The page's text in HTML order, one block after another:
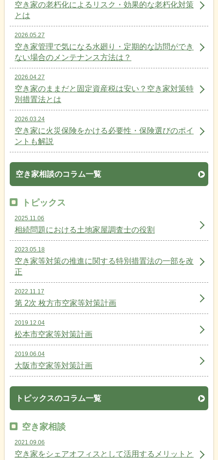
空き家の老朽化によるリスク・効果的な老朽化対策
とは
2026.05.27
空き家管理で気になる水廻り・定期的な訪問ができ
ない場合のメンテナンス方法は？
2026.04.27
空き家のままだと固定資産税は安い？空き家対策特
別措置法とは
2026.03.24
空き家に火災保険をかける必要性・保険選びのポイ
ントも解説
空き家相談のコラム一覧
トピックス
2025.11.06
相続問題における土地家屋調査士の役割
2023.05.18
空き家等対策の推進に関する特別措置法の一部を改
正
2022.11.17
第 2次 枚方市空家等対策計画
2019.12.04
松本市空家等対策計画
2019.06.04
大阪市空家等対策計画
トピックスのコラム一覧
空き家相談
2021.09.06
空き家をシェアオフィスとして活用するメリットと